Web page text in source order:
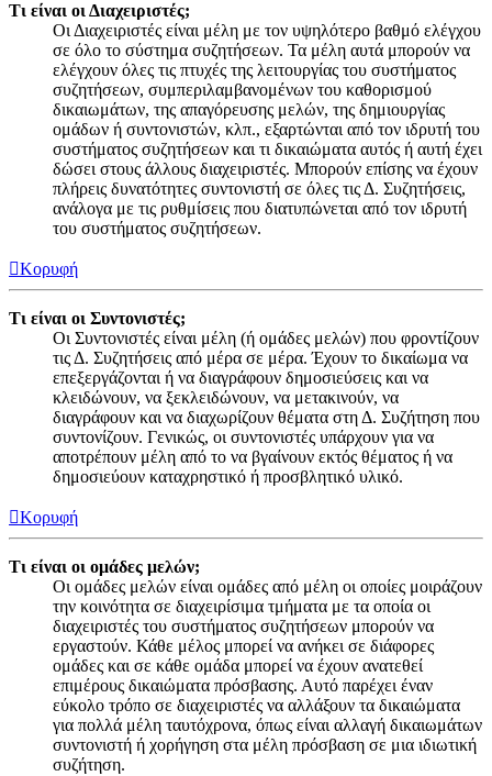
Τι είναι οι Διαχειριστές;
Οι Διαχειριστές είναι μέλη με τον υψηλότερο βαθμό ελέγχου
σε όλο το σύστημα συζητήσεων. Τα μέλη αυτά μπορούν να
ελέγχουν όλες τις πτυχές της λειτουργίας του συστήματος
συζητήσεων, συμπεριλαμβανομένων του καθορισμού
δικαιωμάτων, της απαγόρευσης μελών, της δημιουργίας
ομάδων ή συντονιστών, κλπ., εξαρτώνται από τον ιδρυτή του
συστήματος συζητήσεων και τι δικαιώματα αυτός ή αυτή έχει
δώσει στους άλλους διαχειριστές. Μπορούν επίσης να έχουν
πλήρεις δυνατότητες συντονιστή σε όλες τις Δ. Συζητήσεις,
ανάλογα με τις ρυθμίσεις που διατυπώνεται από τον ιδρυτή
του συστήματος συζητήσεων.
Κορυφή
Τι είναι οι Συντονιστές;
Οι Συντονιστές είναι μέλη (ή ομάδες μελών) που φροντίζουν
τις Δ. Συζητήσεις από μέρα σε μέρα. Έχουν το δικαίωμα να
επεξεργάζονται ή να διαγράφουν δημοσιεύσεις και να
κλειδώνουν, να ξεκλειδώνουν, να μετακινούν, να
διαγράφουν και να διαχωρίζουν θέματα στη Δ. Συζήτηση που
συντονίζουν. Γενικώς, οι συντονιστές υπάρχουν για να
αποτρέπουν μέλη από το να βγαίνουν εκτός θέματος ή να
δημοσιεύουν καταχρηστικό ή προσβλητικό υλικό.
Κορυφή
Τι είναι οι ομάδες μελών;
Οι ομάδες μελών είναι ομάδες από μέλη οι οποίες μοιράζουν
την κοινότητα σε διαχειρίσιμα τμήματα με τα οποία οι
διαχειριστές του συστήματος συζητήσεων μπορούν να
εργαστούν. Κάθε μέλος μπορεί να ανήκει σε διάφορες
ομάδες και σε κάθε ομάδα μπορεί να έχουν ανατεθεί
επιμέρους δικαιώματα πρόσβασης. Αυτό παρέχει έναν
εύκολο τρόπο σε διαχειριστές να αλλάξουν τα δικαιώματα
για πολλά μέλη ταυτόχρονα, όπως είναι αλλαγή δικαιωμάτων
συντονιστή ή χορήγηση στα μέλη πρόσβαση σε μια ιδιωτική
συζήτηση.